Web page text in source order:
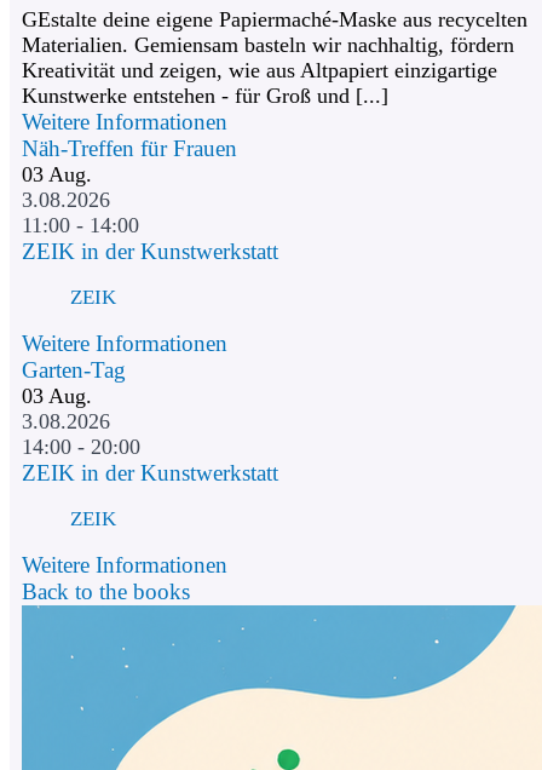
GEstalte deine eigene Papiermaché-Maske aus recycelten
Materialien. Gemiensam basteln wir nachhaltig, fördern
Kreativität und zeigen, wie aus Altpapiert einzigartige
Kunstwerke entstehen - für Groß und [...]
Weitere Informationen
Näh-Treffen für Frauen
03 Aug.
3.08.2026
11:00 - 14:00
ZEIK in der Kunstwerkstatt
ZEIK
Weitere Informationen
Garten-Tag
03 Aug.
3.08.2026
14:00 - 20:00
ZEIK in der Kunstwerkstatt
ZEIK
Weitere Informationen
Back to the books